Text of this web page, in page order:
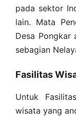
pada sektor
lain. Mata
Desa Pongkar
sebagian
Fasilitas
Untuk
wisata yang